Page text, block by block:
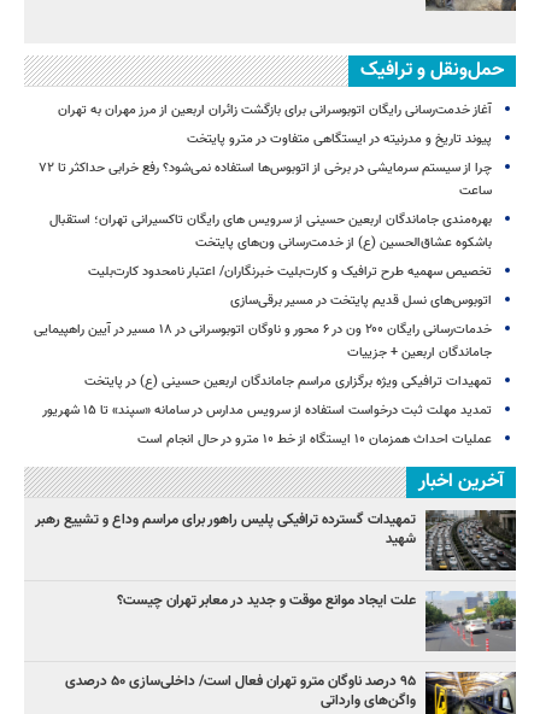
حمل‌ونقل و ترافیک
آغاز خدمت‌رسانی رایگان اتوبوسرانی برای بازگشت زائران اربعین از مرز مهران به تهران
پیوند تاریخ و مدرنیته در ایستگاهی متفاوت در مترو پایتخت
چرا از سیستم سرمایشی در برخی از اتوبوس‌ها استفاده نمی‌شود؟ رفع خرابی حداکثر تا ۷۲
ساعت
بهره‌مندی جاماندگان اربعین حسینی از سرویس‌ های رایگان تاکسیرانی تهران؛ استقبال
باشکوه عشاق‌الحسین (ع) از خدمت‌رسانی ون‌های پایتخت
تخصیص سهمیه طرح ترافیک و کارت‌بلیت خبرنگاران/ اعتبار نامحدود کارت‌بلیت
اتوبوس‌های نسل قدیم پایتخت در مسیر برقی‌سازی
خدمات‌رسانی رایگان ۲۰۰ ون در ۶ محور و ناوگان اتوبوسرانی در ۱۸ مسیر در آیین راهپیمایی
جاماندگان اربعین + جزییات
تمهیدات ترافیکی ویژه برگزاری مراسم جاماندگان اربعین حسینی (ع) در پایتخت
تمدید مهلت ثبت درخواست استفاده از سرویس مدارس در سامانه «سپند» تا ۱۵ شهریور
عملیات احداث همزمان ۱۰ ایستگاه از خط ۱۰ مترو در حال انجام است
آخرین اخبار
تمهیدات گسترده ترافیکی پلیس راهور برای مراسم وداع و تشییع رهبر
شهید
علت ایجاد موانع موقت و جدید در معابر تهران چیست؟
۹۵ درصد ناوگان مترو تهران فعال است/ داخلی‌سازی ۵۰ درصدی
واگن‌های وارداتی